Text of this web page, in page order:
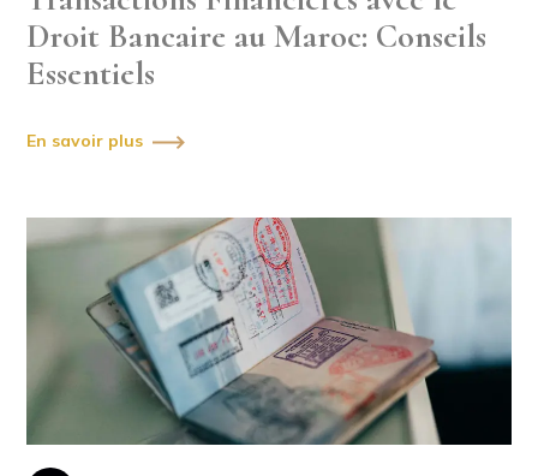
Droit Bancaire au Maroc: Conseils
Essentiels
En savoir plus